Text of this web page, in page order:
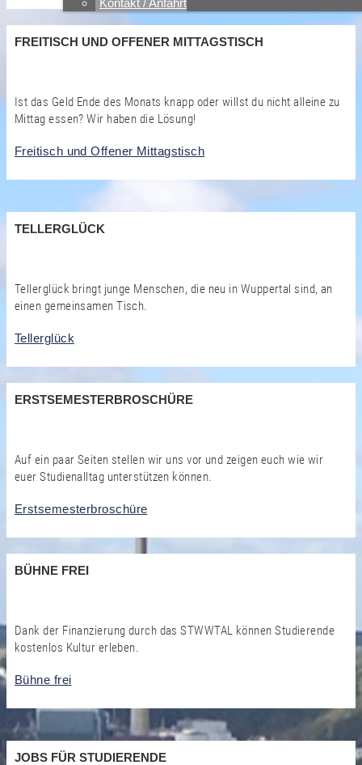
Kontakt / Anfahrt
FREITISCH UND OFFENER MITTAGSTISCH
Ist das Geld Ende des Monats knapp oder willst du nicht alleine zu
Mittag essen? Wir haben die Lösung!
Freitisch und Offener Mittagstisch
TELLERGLÜCK
Tellerglück bringt junge Menschen, die neu in Wuppertal sind, an
einen gemeinsamen Tisch.
Tellerglück
ERSTSEMESTERBROSCHÜRE
Auf ein paar Seiten stellen wir uns vor und zeigen euch wie wir
euer Studienalltag unterstützen können.
Erstsemesterbroschüre
BÜHNE FREI
Dank der Finanzierung durch das STWWTAL können Studierende
kostenlos Kultur erleben.
Bühne frei
JOBS FÜR STUDIERENDE